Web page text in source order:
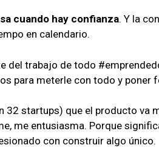
cuando hay confianza. Y la
en calendario.
del trabajo de todo
para meterle con todo y poner
32 startups) que el producto va
me entusiasma. Porque
con construir algo único.